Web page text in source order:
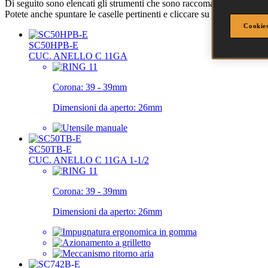
Di seguito sono elencati gli strumenti che sono raccomandati per
Potete anche spuntare le caselle pertinenti e cliccare su
"
SC50HPB-E
CUC. ANELLO C 11GA
Corona: 39 - 39mm
Dimensioni da aperto: 26mm
SC50TB-E
CUC. ANELLO C 11GA 1-1/2
Corona: 39 - 39mm
Dimensioni da aperto: 26mm